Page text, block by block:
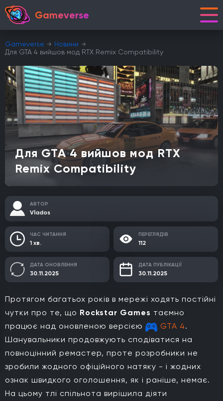
Gameverse
Gameverse
Новини
Для GTA 4 вийшов мод RTX Remix Compatibility
Для GTA 4 вийшов мод RTX
Remix Compatibility
АВТОР
Vlados
ЧАС ЧИТАННЯ
1 хв.
ПЕРЕГЛЯДІВ
112
ДАТА ОНОВЛЕННЯ
30.11.2025
ДАТА ПУБЛІКАЦІЇ
30.11.2025
Протягом багатьох років в мережі ходять постійні
чутки про те, що Rockstar Games таємно
працює над оновленою версією
GTA 4.
Шанувальники продовжують сподіватися на
повноцінний ремастер, проте розробники не
зробили жодного офіційного натяку - і жодних
ознак швидкого оголошення, як і раніше, немає.
На цьому тлі спільнота вирішила діяти